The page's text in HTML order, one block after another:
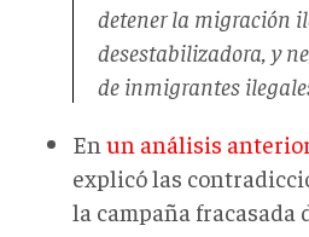
detener la migración
desestabilizadora, y
de inmigrantes
En un análisis
explicó las
la campaña fracasada